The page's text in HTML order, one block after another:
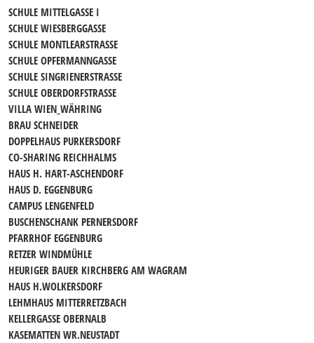
SCHULE MITTELGASSE I
SCHULE WIESBERGGASSE
SCHULE MONTLEARSTRASSE
SCHULE OPFERMANNGASSE
SCHULE SINGRIENERSTRASSE
SCHULE OBERDORFSTRASSE
VILLA WIEN_WÄHRING
BRAU SCHNEIDER
DOPPELHAUS PURKERSDORF
CO-SHARING REICHHALMS
HAUS H. HART-ASCHENDORF
HAUS D. EGGENBURG
CAMPUS LENGENFELD
BUSCHENSCHANK PERNERSDORF
PFARRHOF EGGENBURG
RETZER WINDMÜHLE
HEURIGER BAUER KIRCHBERG AM WAGRAM
HAUS H.WOLKERSDORF
LEHMHAUS MITTERRETZBACH
KELLERGASSE OBERNALB
KASEMATTEN WR.NEUSTADT